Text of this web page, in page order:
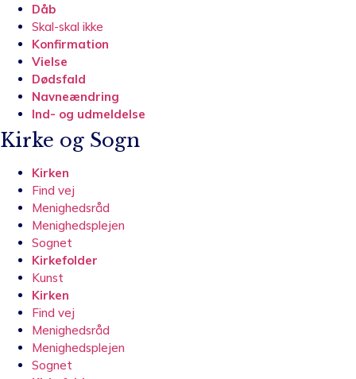
Dåb
Skal-skal ikke
Konfirmation
Vielse
Dødsfald
Navneændring
Ind- og udmeldelse
Kirke og Sogn
Kirken
Find vej
Menighedsråd
Menighedsplejen
Sognet
Kirkefolder
Kunst
Kirken
Find vej
Menighedsråd
Menighedsplejen
Sognet